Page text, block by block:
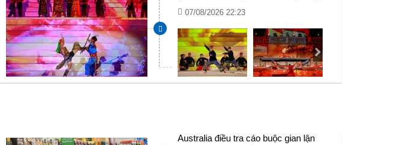
07/08/2026 22:23
Australia điều tra cáo buộc gian lận